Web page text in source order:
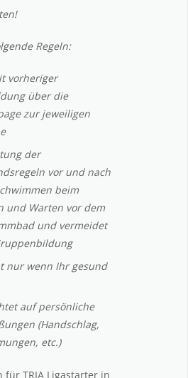
Regeln:
vorheriger
über die
zur jeweiligen
der
vor und nach
beim
und Warten vor dem
und vermeidet
nur wenn Ihr gesund
auf persönliche
(Handschlag,
etc.)
für TRIA Ligastarter in